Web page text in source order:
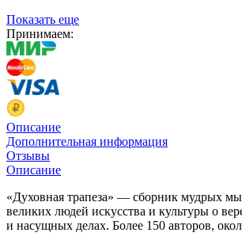
Показать еще
Принимаем:
Описание
Дополнительная информация
Отзывы
Описание
«Духовная трапеза» — сборник мудрых
великих людей искусства и культуры о
и насущных делах. Более 150 авторов,